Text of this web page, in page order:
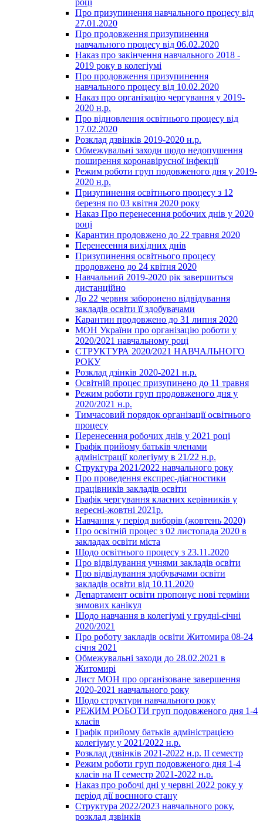
році
Про призупинення навчального процесу від
27.01.2020
Про продовження призупинення
навчального процесу від 06.02.2020
Наказ про закінчення навчального 2018 -
2019 року в колегіумі
Про продовження призупинення
навчального процесу від 10.02.2020
Наказ про організацію чергування у 2019-
2020 н.р.
Про відновлення освітнього процесу від
17.02.2020
Розклад дзвінків 2019-2020 н.р.
Обмежувальні заходи щодо недопушення
поширення коронавірусної інфекції
Режим роботи груп подовженого дня у 2019-
2020 н.р.
Призупинення освітнього процесу з 12
березня по 03 квітня 2020 року
Наказ Про перенесення робочих днів у 2020
році
Карантин продовжено до 22 травня 2020
Перенесення вихідних днів
Призупинення освітнього процесу
продовжено до 24 квітня 2020
Навчальний 2019-2020 рік завершиться
дистанційно
До 22 червня заборонено відвідування
закладів освіти її здобувачами
Карантин продовжено до 31 липня 2020
МОН України про організацію роботи у
2020/2021 навчальному році
СТРУКТУРА 2020/2021 НАВЧАЛЬНОГО
РОКУ
Розклад дзінків 2020-2021 н.р.
Освітній процес призупинено до 11 травня
Режим роботи груп продовженого дня у
2020/2021 н.р.
Тимчасовий порядок організації освітнього
процесу
Перенесення робочих днів у 2021 році
Графік прийому батьків членами
адміністрації колегіуму в 21/22 н.р.
Структура 2021/2022 навчального року
Про проведення експрес-діагностики
працівників закладів освіти
Графік чергування класних керівників у
вересні-жовтні 2021р.
Навчання у період виборів (жовтень 2020)
Про освітній процес з 02 листопада 2020 в
закладах освіти міста
Щодо освітнього процесу з 23.11.2020
Про відвідування учнями закладів освіти
Про відвідування здобувачами освіти
закладів освіти від 10.11.2020
Департамент освіти пропонує нові терміни
зимових канікул
Щодо навчання в колегіумі у грудні-січні
2020/2021
Про роботу закладів освіти Житомира 08-24
січня 2021
Обмежувальні заходи до 28.02.2021 в
Житомирі
Лист МОН про організоване завершення
2020-2021 навчального року
Щодо структури навчального року
РЕЖИМ РОБОТИ груп подовженого дня 1-4
класів
Графік прийому батьків адміністрацією
колегіуму у 2021/2022 н.р.
Розклад дзвінків 2021-2022 н.р. ІІ семестр
Режим роботи груп подовженого дня 1-4
класів на ІІ семестр 2021-2022 н.р.
Наказ про робочі дні у червні 2022 року у
період дії воєнного стану
Структура 2022/2023 навчального року,
розклад дзвінків